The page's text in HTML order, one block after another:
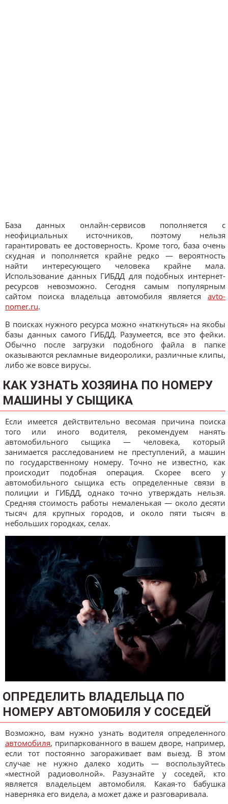
База данных онлайн-сервисов пополняется с
неофициальных источников, поэтому нельзя
гарантировать ее достоверность. Кроме того, база очень
скудная и пополняется крайне редко — вероятность
найти интересующего человека крайне мала.
Использование данных ГИБДД для подобных интернет-
ресурсов невозможно. Сегодня самым популярным
сайтом поиска владельца автомобиля является аvto-
nomer.ru.
В поисках нужного ресурса можно «наткнуться» на якобы
базы данных самого ГИБДД. Разумеется, все это фейки.
Обычно после загрузки подобного файла в папке
оказываются рекламные видеоролики, различные клипы,
либо же вовсе вирусы.
КАК УЗНАТЬ ХОЗЯИНА ПО НОМЕРУ
МАШИНЫ У СЫЩИКА
Если имеется действительно весомая причина поиска
того или иного водителя, рекомендуем нанять
автомобильного сыщика — человека, который
занимается расследованием не преступлений, а машин
по государственному номеру. Точно не известно, как
происходит подобная операция. Скорее всего у
автомобильного сыщика есть определенные связи в
полиции и ГИБДД, однако точно утверждать нельзя.
Средняя стоимость работы немаленькая — около десяти
тысяч для крупных городов, и около пяти тысяч в
небольших городках, селах.
ОПРЕДЕЛИТЬ ВЛАДЕЛЬЦА ПО
НОМЕРУ АВТОМОБИЛЯ У СОСЕДЕЙ
Возможно, вам нужно узнать водителя определенного
автомобиля, припаркованного в вашем дворе, например,
если тот постоянно загораживает вам выезд. В этом
случае не нужно далеко ходить — воспользуйтесь
«местной радиоволной». Разузнайте у соседей, кто
является владельцем автомобиля. Какая-то бабушка
наверняка его видела, а может даже и разговаривала.